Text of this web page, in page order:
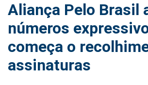
Aliança Pelo Brasil
números
começa o
assinaturas